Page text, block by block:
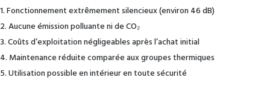
Fonctionnement extrêmement silencieux (environ 46 dB)
Aucune émission polluante ni de CO₂
Coûts d’exploitation négligeables après l’achat initial
Maintenance réduite comparée aux groupes thermiques
Utilisation possible en intérieur en toute sécurité